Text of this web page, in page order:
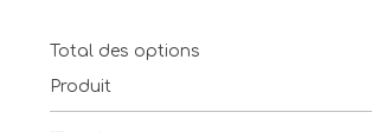
Total des options
Produit